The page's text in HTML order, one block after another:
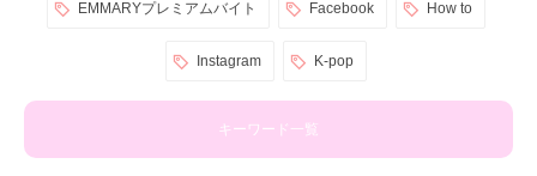
EMMARYプレミアムバイト Facebook How to
Instagram K-pop
キーワード一覧